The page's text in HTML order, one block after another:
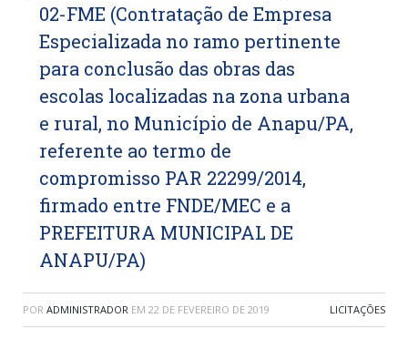
02-FME (Contratação de Empresa
Especializada no ramo pertinente
para conclusão das obras das
escolas localizadas na zona urbana
e rural, no Município de Anapu/PA,
referente ao termo de
compromisso PAR 22299/2014,
firmado entre FNDE/MEC e a
PREFEITURA MUNICIPAL DE
ANAPU/PA)
POR ADMINISTRADOR EM 22 DE FEVEREIRO DE 2019 LICITAÇÕES